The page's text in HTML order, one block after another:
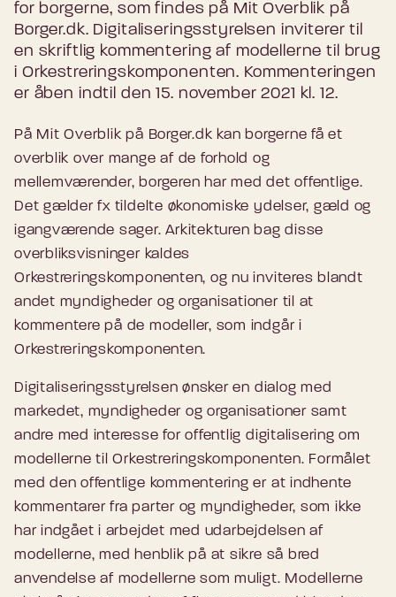
for borgerne, som findes på Mit Overblik på
Borger.dk. Digitaliseringsstyrelsen inviterer til
en skriftlig kommentering af modellerne til brug
i Orkestreringskomponenten. Kommenteringen
er åben indtil den 15. november 2021 kl. 12.
På Mit Overblik på Borger.dk kan borgerne få et
overblik over mange af de forhold og
mellemværender, borgeren har med det offentlige.
Det gælder fx tildelte økonomiske ydelser, gæld og
igangværende sager. Arkitekturen bag disse
overbliksvisninger kaldes
Orkestreringskomponenten, og nu inviteres blandt
andet myndigheder og organisationer til at
kommentere på de modeller, som indgår i
Orkestreringskomponenten.
Digitaliseringsstyrelsen ønsker en dialog med
markedet, myndigheder og organisationer samt
andre med interesse for offentlig digitalisering om
modellerne til Orkestreringskomponenten. Formålet
med den offentlige kommentering er at indhente
kommentarer fra parter og myndigheder, som ikke
har indgået i arbejdet med udarbejdelsen af
modellerne, med henblik på at sikre så bred
anvendelse af modellerne som muligt. Modellerne